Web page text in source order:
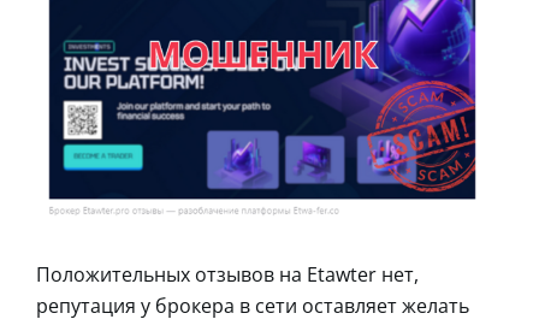
Положительных отзывов на Etawter нет,
репутация у брокера в сети оставляет желать